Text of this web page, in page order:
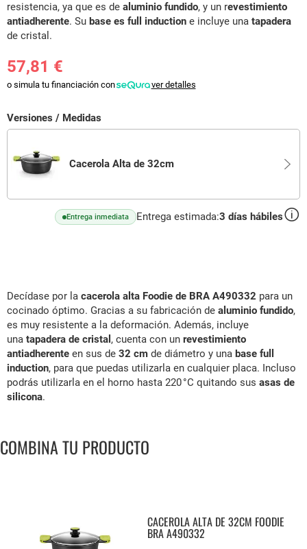
resistencia, ya que es de aluminio fundido, y un revestimiento
antiadherente. Su base es full induction e incluye una tapadera
de cristal.
57,81 €
o simula tu financiación con ver detalles
Versiones / Medidas
Cacerola Alta de 32cm
Entrega inmediata Entrega estimada:3 días hábiles
Decídase por la cacerola alta Foodie de BRA A490332 para un
cocinado óptimo. Gracias a su fabricación de aluminio fundido,
es muy resistente a la deformación. Además, incluye
una tapadera de cristal , cuenta con un revestimiento
antiadherente en sus de 32 cm de diámetro y una base full
induction, para que puedas utilizarla en cualquier placa. Incluso
podrás utilizarla en el horno hasta 220 °C quitando sus asas de
silicona.
COMBINA TU PRODUCTO
CACEROLA ALTA DE 32CM FOODIE
BRA A490332